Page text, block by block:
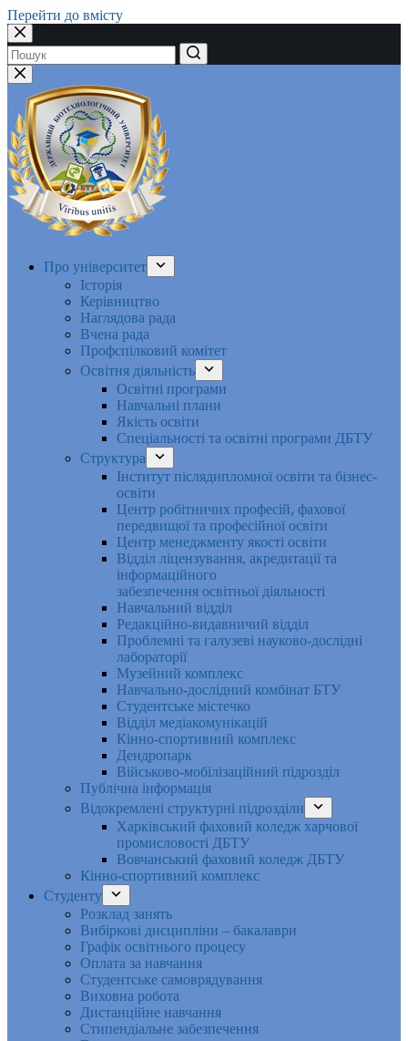
Перейти до вмісту
Немає
результатів
Про університет
Історія
Керівництво
Наглядова рада
Вчена рада
Профспілковий комітет
Освітня діяльність
Освітні програми
Навчальні плани
Якість освіти
Спеціальності та освітні програми ДБТУ
Структура
Інститут післядипломної освіти та бізнес-
освіти
Центр робітничих професій, фахової
передвищої та професійної освіти
Центр менеджменту якості освіти
Відділ ліцензування, акредитації та
інформаційного
забезпечення освітньої діяльності
Навчальний відділ
Редакційно-видавничий відділ
Проблемні та галузеві науково-дослідні
лабораторії
Музейний комплекс
Навчально-дослідний комбінат БТУ
Студентське містечко
Відділ медіакомунікацій
Кінно-спортивний комплекс
Дендропарк
Військово-мобілізаційний підрозділ
Публічна інформація
Відокремлені структурні підрозділи
Харківський фаховий коледж харчової
промисловості ДБТУ
Вовчанський фаховий коледж ДБТУ
Кінно-спортивний комплекс
Студенту
Розклад занять
Вибіркові дисципліни – бакалаври
Графік освітнього процесу
Оплата за навчання
Студентське самоврядування
Виховна робота
Дистанційне навчання
Стипендіальне забезпечення